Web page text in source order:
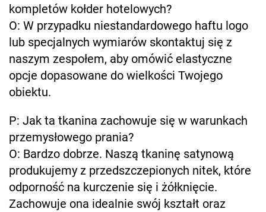
kompletów kołder hotelowych?
O: W przypadku niestandardowego haftu logo
lub specjalnych wymiarów skontaktuj się z
naszym zespołem, aby omówić elastyczne
opcje dopasowane do wielkości Twojego
obiektu.
P: Jak ta tkanina zachowuje się w warunkach
przemysłowego prania?
O: Bardzo dobrze. Naszą tkaninę satynową
produkujemy z przedszczepionych nitek, które
odporność na kurczenie się i żółknięcie.
Zachowuje ona idealnie swój kształt oraz